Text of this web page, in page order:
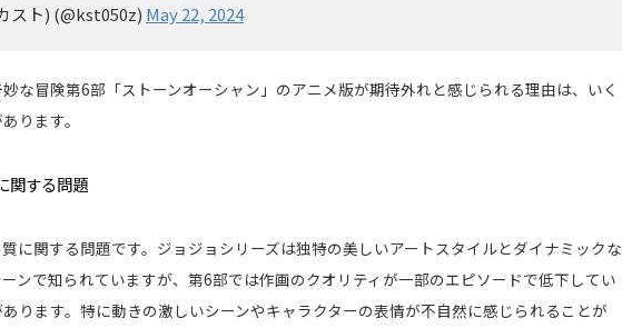
ト) (@kst050z) May 22, 2024
な冒険第6部「ストーンオーシャン」のアニメ版が期待外れと感じられる理由は、いく
ります。
関する問題
に関する問題です。ジョジョシリーズは独特の美しいアートスタイルとダイナミックな
ンで知られていますが、第6部では作画のクオリティが一部のエピソードで低下してい
ります。特に動きの激しいシーンやキャラクターの表情が不自然に感じられることが